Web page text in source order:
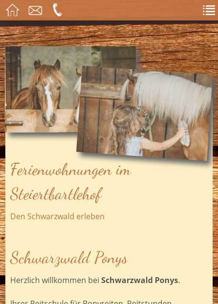
Ferienwohnungen im
Steiertbartlehof
Den Schwarzwald erleben
Schwarzwald Ponys
Herzlich willkommen beiSchwarzwald Ponys.